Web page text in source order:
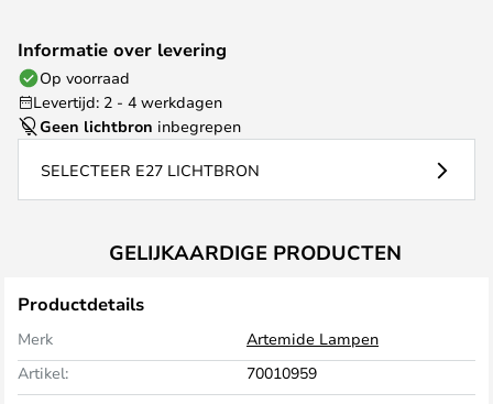
Informatie over levering
Op voorraad
Levertijd: 2 - 4 werkdagen
Geen lichtbron inbegrepen
SELECTEER E27 LICHTBRON
GELIJKAARDIGE PRODUCTEN
Productdetails
Merk
Artemide Lampen
Artikel:
70010959